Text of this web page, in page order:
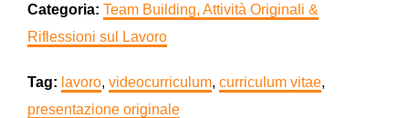
Categoria: Team Building, Attività Originali &
Riflessioni sul Lavoro
Tag: lavoro, videocurriculum, curriculum vitae,
presentazione originale